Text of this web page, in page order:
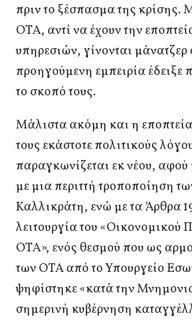
πριν το ξέσπασμα της κρίσης.
ΟΤΑ, αντί να έχουν την
υπηρεσιών, γίνονται μάνατζερ
προηγούμενη εμπειρία έδειξε
το σκοπό τους.
Μάλιστα ακόμη και η
τους εκάστοτε πολιτικούς
παραγκωνίζεται εκ νέου, αφού
με μια περιττή τροποποίηση
Καλλικράτη, ενώ με τα Άρθρα
λειτουργία του «Οικονομικού
ΟΤΑ», ενός θεσμού που ως
των ΟΤΑ από το Υπουργείο
ψηφίστηκε «κατά την
σημερινή κυβέρνηση